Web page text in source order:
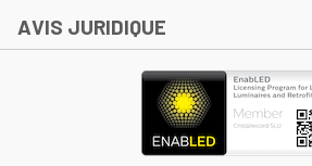
AVIS JURIDIQUE